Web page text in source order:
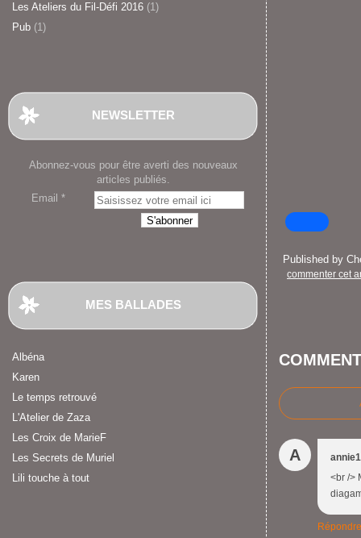
Les Ateliers du Fil-Défi 2016 (1)
Pub (1)
NEWSLETTER
Abonnez-vous pour être averti des nouveaux
articles publiés.
Email
MES BALLADES
Albéna
Karen
Le temps retrouvé
L'Atelier de Zaza
Les Croix de MarieF
Les Secrets de Muriel
Lili touche à tout
Published by
commenter cet
A
<br />
Répondre